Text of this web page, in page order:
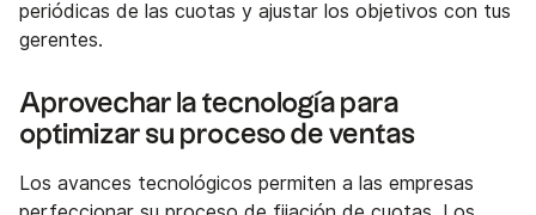
periódicas de las cuotas y ajustar los objetivos con tus
gerentes.
Aprovechar la tecnología para
optimizar su proceso de ventas
Los avances tecnológicos permiten a las empresas